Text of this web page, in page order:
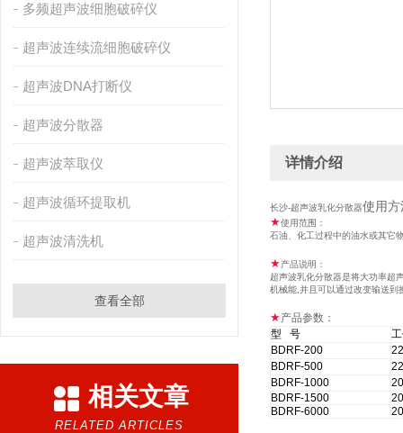
多频超声波细胞破碎仪
超声波连续流细胞破碎仪
超声波DNA打断仪
超声波分散器
超声波萃取仪
超声波循环提取机
超声波清洗机
查看全部
相关文章
RELATED ARTICLES
详情介绍
长沙-超声波乳化分散器使用
★使用范围：
石油、化工过程中的油水或其它
★产品说明：
超声波乳化分散器是将大功率超
机械能 并且可以通过改变输送到
★产品参数：
型 号
BDRF-200
BDRF-500
BDRF-1000
BDRF-1500
BDRF-6000